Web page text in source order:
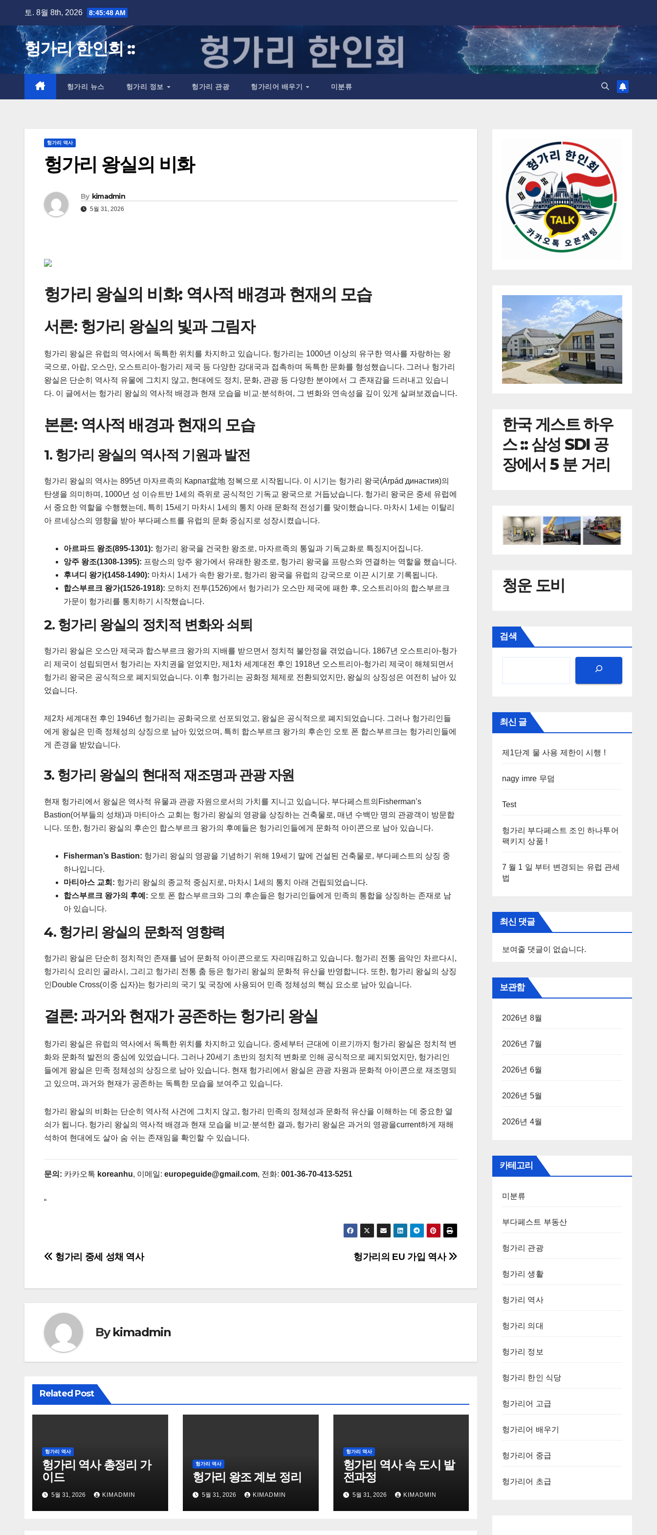
content
토. 8월 8th, 2026 8:45:49 AM
헝가리 한인회 ::
헝가리 뉴스 헝가리 정보 헝가리 관광 헝가리어 배우기 미분류
헝가리 역사
헝가리 왕실의 비화
By kimadmin
5월 31, 2026
헝가리 왕실의 비화: 역사적 배경과 현재의 모습
서론: 헝가리 왕실의 빛과 그림자
헝가리 왕실은 유럽의 역사에서 독특한 위치를 차지하고 있습니다. 헝가리는 1000년 이상의 유구한 역사를 자랑하는 왕
국으로, 아랍, 오스만, 오스트리아-헝가리 제국 등 다양한 강대국과 접촉하며 독특한 문화를 형성했습니다. 그러나 헝가리
왕실은 단순히 역사적 유물에 그치지 않고, 현대에도 정치, 문화, 관광 등 다양한 분야에서 그 존재감을 드러내고 있습니
다. 이 글에서는 헝가리 왕실의 역사적 배경과 현재 모습을 비교·분석하여, 그 변화와 연속성을 깊이 있게 살펴보겠습니다.
본론: 역사적 배경과 현재의 모습
1. 헝가리 왕실의 역사적 기원과 발전
헝가리 왕실의 역사는 895년 마자르족의 Карпат盆地 정복으로 시작됩니다. 이 시기는 헝가리 왕국(Árpád династия)의
탄생을 의미하며, 1000년 성 이슈트반 1세의 즉위로 공식적인 기독교 왕국으로 거듭났습니다. 헝가리 왕국은 중세 유럽에
서 중요한 역할을 수행했는데, 특히 15세기 마차시 1세의 통치 아래 문화적 전성기를 맞이했습니다. 마차시 1세는 이탈리
아 르네상스의 영향을 받아 부다페스트를 유럽의 문화 중심지로 성장시켰습니다.
아르파드 왕조(895-1301): 헝가리 왕국을 건국한 왕조로, 마자르족의 통일과 기독교화로 특징지어집니다.
앙주 왕조(1308-1395): 프랑스의 앙주 왕가에서 유래한 왕조로, 헝가리 왕국을 프랑스와 연결하는 역할을 했습니다.
후녀디 왕가(1458-1490): 마차시 1세가 속한 왕가로, 헝가리 왕국을 유럽의 강국으로 이끈 시기로 기록됩니다.
합스부르크 왕가(1526-1918): 모하치 전투(1526)에서 헝가리가 오스만 제국에 패한 후, 오스트리아의 합스부르크
가문이 헝가리를 통치하기 시작했습니다.
2. 헝가리 왕실의 정치적 변화와 쇠퇴
헝가리 왕실은 오스만 제국과 합스부르크 왕가의 지배를 받으면서 정치적 불안정을 겪었습니다. 1867년 오스트리아-헝가
리 제국이 성립되면서 헝가리는 자치권을 얻었지만, 제1차 세계대전 후인 1918년 오스트리아-헝가리 제국이 해체되면서
헝가리 왕국은 공식적으로 폐지되었습니다. 이후 헝가리는 공화정 체제로 전환되었지만, 왕실의 상징성은 여전히 남아 있
었습니다.
제2차 세계대전 후인 1946년 헝가리는 공화국으로 선포되었고, 왕실은 공식적으로 폐지되었습니다. 그러나 헝가리인들
에게 왕실은 민족 정체성의 상징으로 남아 있었으며, 특히 합스부르크 왕가의 후손인 오토 폰 합스부르크는 헝가리인들에
게 존경을 받았습니다.
3. 헝가리 왕실의 현대적 재조명과 관광 자원
현재 헝가리에서 왕실은 역사적 유물과 관광 자원으로서의 가치를 지니고 있습니다. 부다페스트의Fisherman’s
Bastion(어부들의 성채)과 마티아스 교회는 헝가리 왕실의 영광을 상징하는 건축물로, 매년 수백만 명의 관광객이 방문합
니다. 또한, 헝가리 왕실의 후손인 합스부르크 왕가의 후예들은 헝가리인들에게 문화적 아이콘으로 남아 있습니다.
Fisherman’s Bastion: 헝가리 왕실의 영광을 기념하기 위해 19세기 말에 건설된 건축물로, 부다페스트의 상징 중
하나입니다.
마티아스 교회: 헝가리 왕실의 종교적 중심지로, 마차시 1세의 통치 아래 건립되었습니다.
합스부르크 왕가의 후예: 오토 폰 합스부르크와 그의 후손들은 헝가리인들에게 민족의 통합을 상징하는 존재로 남
아 있습니다.
4. 헝가리 왕실의 문화적 영향력
헝가리 왕실은 단순히 정치적인 존재를 넘어 문화적 아이콘으로도 자리매김하고 있습니다. 헝가리 전통 음악인 차르다시,
헝가리식 요리인 굴라시, 그리고 헝가리 전통 춤 등은 헝가리 왕실의 문화적 유산을 반영합니다. 또한, 헝가리 왕실의 상징
인Double Cross(이중 십자)는 헝가리의 국기 및 국장에 사용되어 민족 정체성의 핵심 요소로 남아 있습니다.
결론: 과거와 현재가 공존하는 헝가리 왕실
헝가리 왕실은 유럽의 역사에서 독특한 위치를 차지하고 있습니다. 중세부터 근대에 이르기까지 헝가리 왕실은 정치적 변
화와 문화적 발전의 중심에 있었습니다. 그러나 20세기 초반의 정치적 변화로 인해 공식적으로 폐지되었지만, 헝가리인
들에게 왕실은 민족 정체성의 상징으로 남아 있습니다. 현재 헝가리에서 왕실은 관광 자원과 문화적 아이콘으로 재조명되
고 있으며, 과거와 현재가 공존하는 독특한 모습을 보여주고 있습니다.
헝가리 왕실의 비화는 단순히 역사적 사건에 그치지 않고, 헝가리 민족의 정체성과 문화적 유산을 이해하는 데 중요한 열
쇠가 됩니다. 헝가리 왕실의 역사적 배경과 현재 모습을 비교·분석한 결과, 헝가리 왕실은 과거의 영광을current하게 재해
석하여 현대에도 살아 숨 쉬는 존재임을 확인할 수 있습니다.
문의: 카카오톡 koreanhu, 이메일: europeguide@gmail.com, 전화: 001-36-70-413-5251
“
글
헝가리의 EU 가입 역사
헝가리 중세 성채 역사
Bykimadmin
Related Post
헝가리 역사
헝가리 역사 총정리 가
이드
5월 31, 2026 KIMADMIN
헝가리 역사
헝가리 왕조 계보 정리
5월 31, 2026 KIMADMIN
헝가리 역사
헝가리 역사 속 도시 발
전과정
5월 31, 2026 KIMADMIN
한국 게스트 하우
스 :: 삼성 SDI 공
장에서 5 분 거리
청운 도비
검색
최신 글
제1단계 물 사용 제한이 시행 !
nagy imre 무덤
Test
헝가리 부다페스트 조인 하나투어
팩키지 상품 !
7 월 1 일 부터 변경되는 유럽 관세
법
최신 댓글
보여줄 댓글이 없습니다.
보관함
2026년 8월
2026년 7월
2026년 6월
2026년 5월
2026년 4월
카테고리
미분류
부다페스트 부동산
헝가리 관광
헝가리 생활
헝가리 역사
헝가리 의대
헝가리 정보
헝가리 한인 식당
헝가리어 고급
헝가리어 배우기
헝가리어 중급
헝가리어 초급